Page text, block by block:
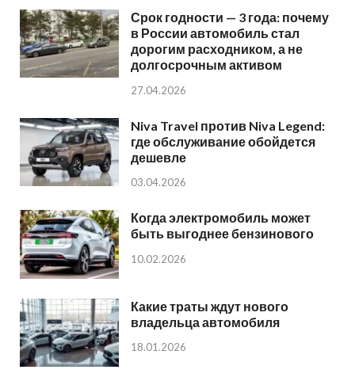
Срок годности — 3 года: почему
в России автомобиль стал
дорогим расходником, а не
долгосрочным активом
27.04.2026
Niva Travel против Niva Legend:
где обслуживание обойдется
дешевле
03.04.2026
Когда электромобиль может
быть выгоднее бензинового
10.02.2026
Какие траты ждут нового
владельца автомобиля
18.01.2026